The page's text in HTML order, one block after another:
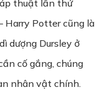
thuật lần thứ
Harry Potter cũng là
dượng Dursley ở
cố gắng, chúng
nhân vật chính.